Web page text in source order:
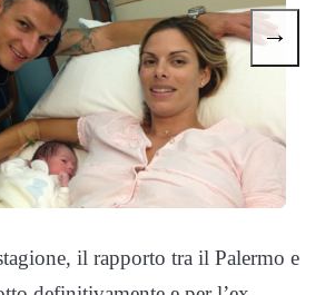
→
il rapporto tra il Palermo e